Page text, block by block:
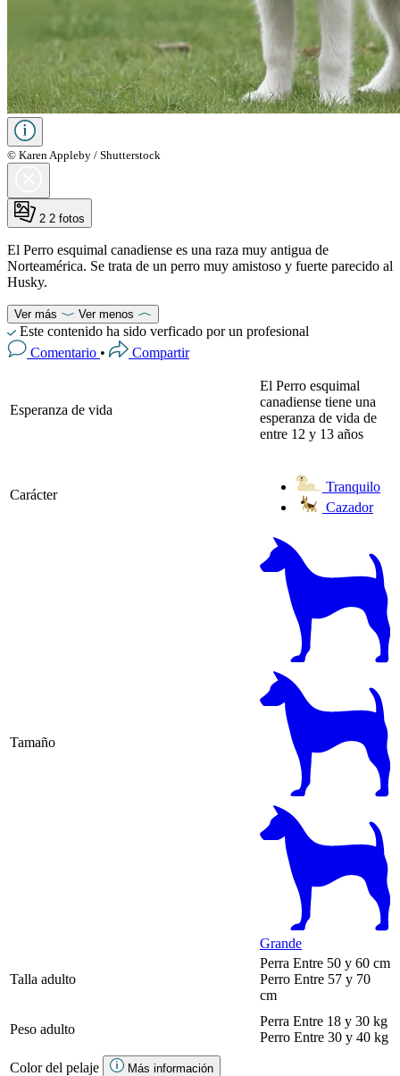
© Karen Appleby / Shutterstock
2 2 fotos
El Perro esquimal canadiense es una raza muy antigua de
Norteamérica. Se trata de un perro muy amistoso y fuerte parecido al
Husky.
Ver más Ver menos
Este contenido ha sido verficado por un profesional
Comentario • Compartir
Esperanza de vida
El Perro esquimal
canadiense tiene una
esperanza de vida de
entre 12 y 13 años
Carácter
Tranquilo
Cazador
Tamaño
Grande
Talla adulto
Perra Entre 50 y 60 cm
Perro Entre 57 y 70
cm
Peso adulto
Perra Entre 18 y 30 kg
Perro Entre 30 y 40 kg
Color del pelaje
Más información